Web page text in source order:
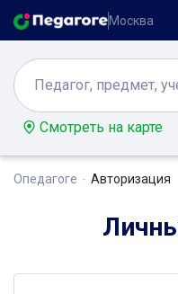
Москва
Смотреть на карте
Опедагоге Авторизация